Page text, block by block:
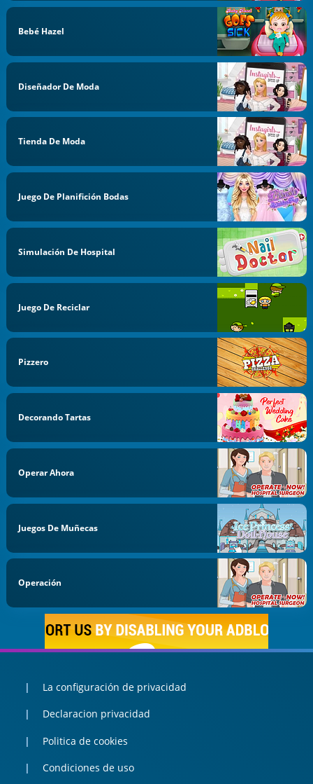
Bebé Hazel
Diseñador De Moda
Tienda De Moda
Juego De Planifición Bodas
Simulación De Hospital
Juego De Reciclar
Pizzero
Decorando Tartas
Operar Ahora
Juegos De Muñecas
Operación
La configuración de privacidad
Declaracion privacidad
Politica de cookies
Condiciones de uso